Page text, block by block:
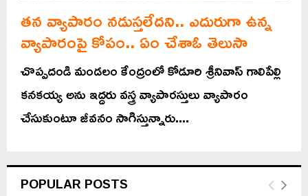
తన వ్యాపారం నడుస్తలేదని.. ఎదురుగా ఉన్న
వ్యాపారంపై కోపం.. ఏం చేశాఓ తెలుసా
చొప్పదండి మండలం కేంద్రంలో కోడూరి శ్రీనివాస్ గాలిపేల్లి
కనకయ్య అను ఇద్దరు వస్త్ర వ్యాపారస్తులు వ్యాపారం
చేసుకుంటూ జీవనం సాగిస్తున్నారు....
POPULAR POSTS